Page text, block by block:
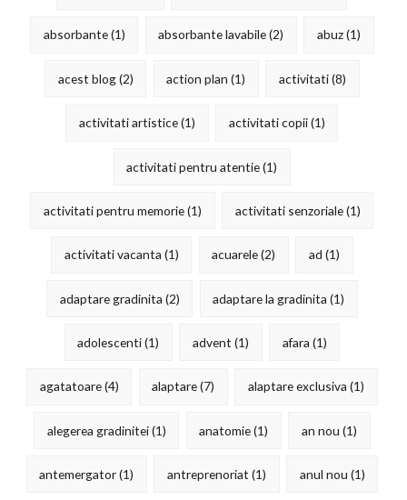
absorbante(1) absorbante lavabile(2) abuz(1)
acest blog(2) action plan (1) activitati(8)
activitati artistice(1) activitati copii(1)
activitati pentru atentie(1)
activitati pentru memorie(1) activitati senzoriale(1)
activitati vacanta (1) acuarele(2) ad (1)
adaptare gradinita (2) adaptare la gradinita (1)
adolescenti(1) advent (1) afara (1)
agatatoare(4) alaptare(7) alaptare exclusiva (1)
alegerea gradinitei(1) anatomie(1) an nou (1)
antemergator(1) antreprenoriat (1) anul nou (1)